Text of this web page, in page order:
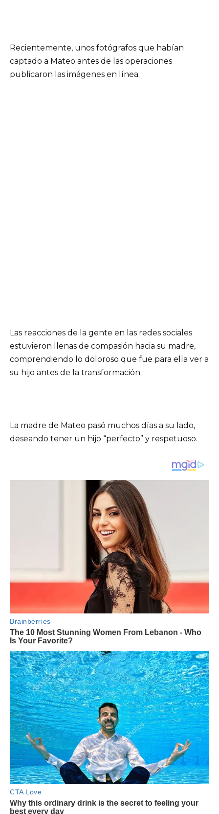
Recientemente, unos fotógrafos que habían
captado a Mateo antes de las operaciones
publicaron las imágenes en línea.
Las reacciones de la gente en las redes sociales
estuvieron llenas de compasión hacia su madre,
comprendiendo lo doloroso que fue para ella ver a
su hijo antes de la transformación.
La madre de Mateo pasó muchos días a su lado,
deseando tener un hijo “perfecto” y respetuoso.